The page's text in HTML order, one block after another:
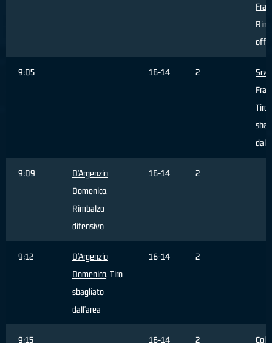
9:05 16-14 2
Tiro
9:09
D'Argenzio
Domenico,
Rimbalzo
difensivo
16-14 2
9:12
D'Argenzio
Domenico, Tiro
sbagliato
dall'area
16-14 2
9:15 16-14 2